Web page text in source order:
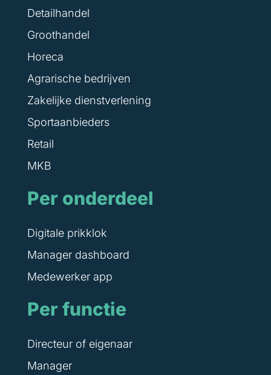
Detailhandel
Groothandel
Horeca
Agrarische bedrijven
Zakelijke dienstverlening
Sportaanbieders
Retail
MKB
Per onderdeel
Digitale prikklok
Manager dashboard
Medewerker app
Per functie
Directeur of eigenaar
Manager